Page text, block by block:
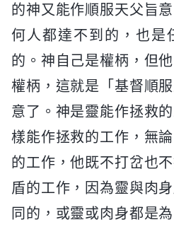
的神又能作順服天父旨
何人都達不到的，也是
的。神自己是權柄，但
權柄，這就是「基督順
意了。神是靈能作拯救
樣能作拯救的工作，無
的工作，他既不打岔也
盾的工作，因為靈與肉
同的，或靈或肉身都是